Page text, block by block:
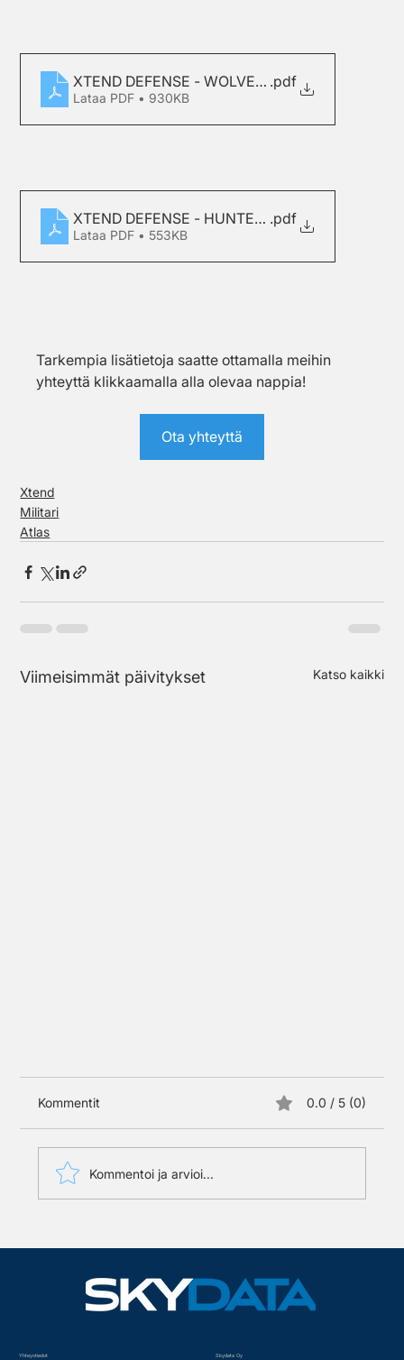
XTEND DEFENSE - WOLVERINE BROCHURE -
.pdf
Lataa PDF • 930KB
XTEND DEFENSE - HUNTER BROCHURE - PDF
.pdf
Lataa PDF • 553KB
Tarkempia lisätietoja saatte ottamalla meihin
yhteyttä klikkaamalla alla olevaa nappia!
Ota yhteyttä
Xtend
Militari
Atlas
Viimeisimmät päivitykset Katso kaikki
Miten autonomiset dronet tulevat muuttamaan
Kommentit 0.0 / 5 (0)
Kommentoi ja arvioi...
Yhteystiedot Skydata Oy